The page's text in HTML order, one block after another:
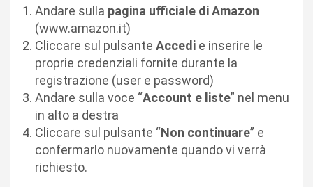
Andare sulla pagina ufficiale di Amazon
(www.amazon.it)
Cliccare sul pulsante Accedi e inserire le
proprie credenziali fornite durante la
registrazione (user e password)
Andare sulla voce “Account e liste” nel menu
in alto a destra
Cliccare sul pulsante “Non continuare” e
confermarlo nuovamente quando vi verrà
richiesto.